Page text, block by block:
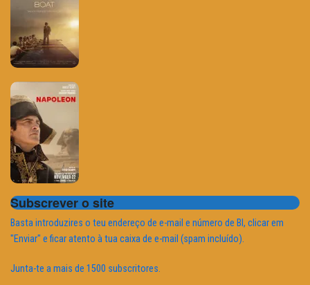
Subscrever o site
Basta introduzires o teu endereço de e-mail e número de BI, clicar em
"Enviar" e ficar atento à tua caixa de e-mail (spam incluído).
Junta-te a mais de 1500 subscritores.